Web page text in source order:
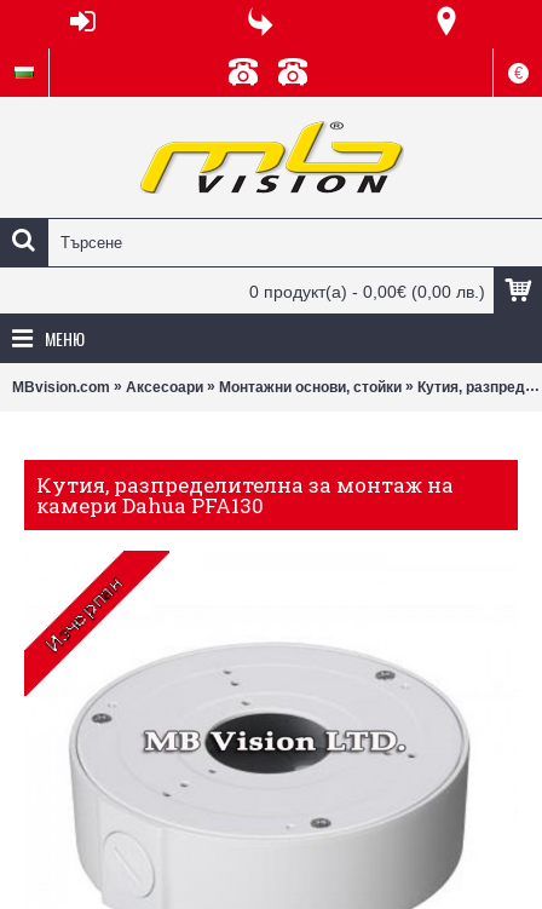
€
0 продукт(а) - 0,00€ (0,00 лв.)
МЕНЮ
MBvision.com » Аксесоари » Монтажни основи, стойки » Кутия, разпределителна за монтаж на камери Dahua PFA130
Кутия, разпределителна за монтаж на
камери Dahua PFA130